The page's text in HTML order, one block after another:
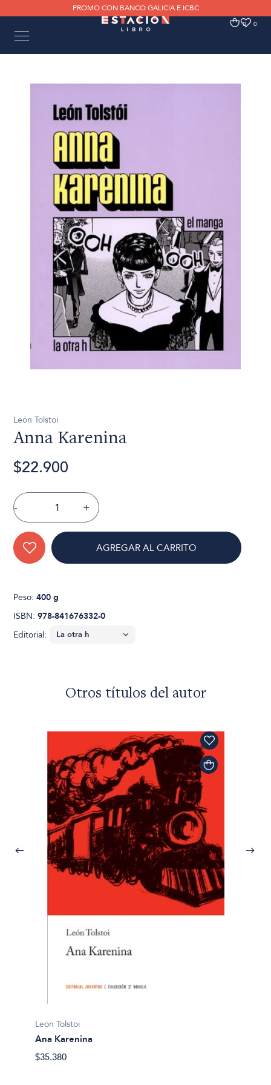
PROMO CON BANCO GALICIA E ICBC
0 0
León Tolstoi
Anna Karenina
$22.900
- +
AGREGAR AL CARRITO
Peso:400 g
ISBN:978-841676332-0
Editorial:
Otros títulos del autor
León Tolstoi
Ana Karenina
$35.380